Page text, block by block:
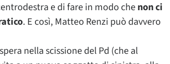
e di fare in modo chenon ci
. E così, Matteo Renzi può davvero
nella scissione del Pd (che al